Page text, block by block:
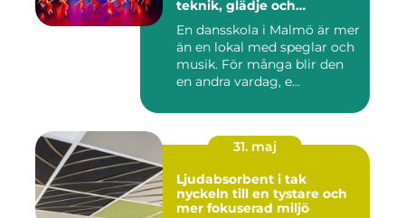
teknik, glädje och
En dansskola i Malmö är mer
än en lokal med speglar och
musik. För många blir den
en andra vardag, e...
31. maj
Ljudabsorbent i tak
nyckeln till en tystare och
mer fokuserad miljö